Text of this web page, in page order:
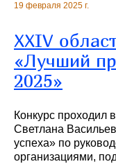
19 февраля 2025 г.
XXIV
«Лучший
2025»
Конкурс проходил
Светлана
успеха» по
организациями,